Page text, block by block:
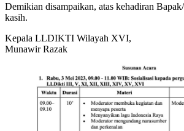
Demikian disampaikan, atas kehadiran
kasih.
Kepala LLDIKTI Wilayah XVI,
Munawir Razak